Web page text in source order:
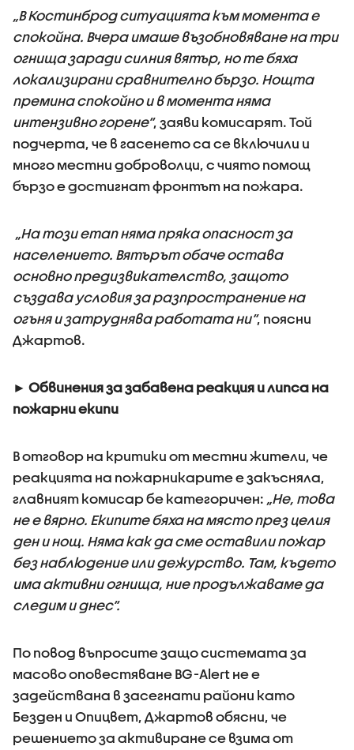
„В Костинброд ситуацията към момента е
спокойна. Вчера имаше възобновяване на три
огнища заради силния вятър, но те бяха
локализирани сравнително бързо. Нощта
премина спокойно и в момента няма
интензивно горене“, заяви комисарят. Той
подчерта, че в гасенето са се включили и
много местни доброволци, с чиято помощ
бързо е достигнат фронтът на пожара.
„На този етап няма пряка опасност за
населението. Вятърът обаче остава
основно предизвикателство, защото
създава условия за разпространение на
огъня и затруднява работата ни“, поясни
Джартов.
► Обвинения за забавена реакция и липса на
пожарни екипи
В отговор на критики от местни жители, че
реакцията на пожарникарите е закъсняла,
главният комисар бе категоричен: „Не, това
не е вярно. Екипите бяха на място през целия
ден и нощ. Няма как да сме оставили пожар
без наблюдение или дежурство. Там, където
има активни огнища, ние продължаваме да
следим и днес“.
По повод въпросите защо системата за
масово оповестяване BG-Alert не е
задействана в засегнати райони като
Безден и Опицвет, Джартов обясни, че
решението за активиране се взима от